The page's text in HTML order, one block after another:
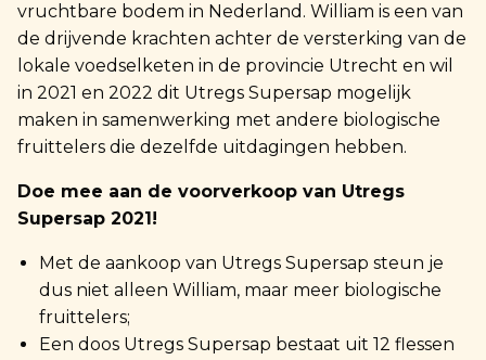
vruchtbare bodem in Nederland. William is een van
de drijvende krachten achter de versterking van de
lokale voedselketen in de provincie Utrecht en wil
in 2021 en 2022 dit Utregs Supersap mogelijk
maken in samenwerking met andere biologische
fruittelers die dezelfde uitdagingen hebben.
Doe mee aan de voorverkoop van Utregs
Supersap 2021!
Met de aankoop van Utregs Supersap steun je
dus niet alleen William, maar meer biologische
fruittelers;
Een doos Utregs Supersap bestaat uit 12 flessen